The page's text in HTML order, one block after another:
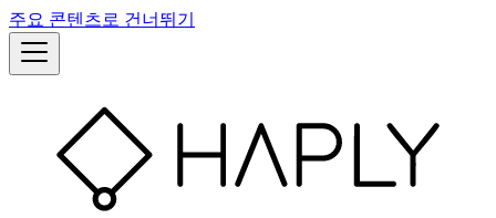
주요 콘텐츠로 건너뛰기